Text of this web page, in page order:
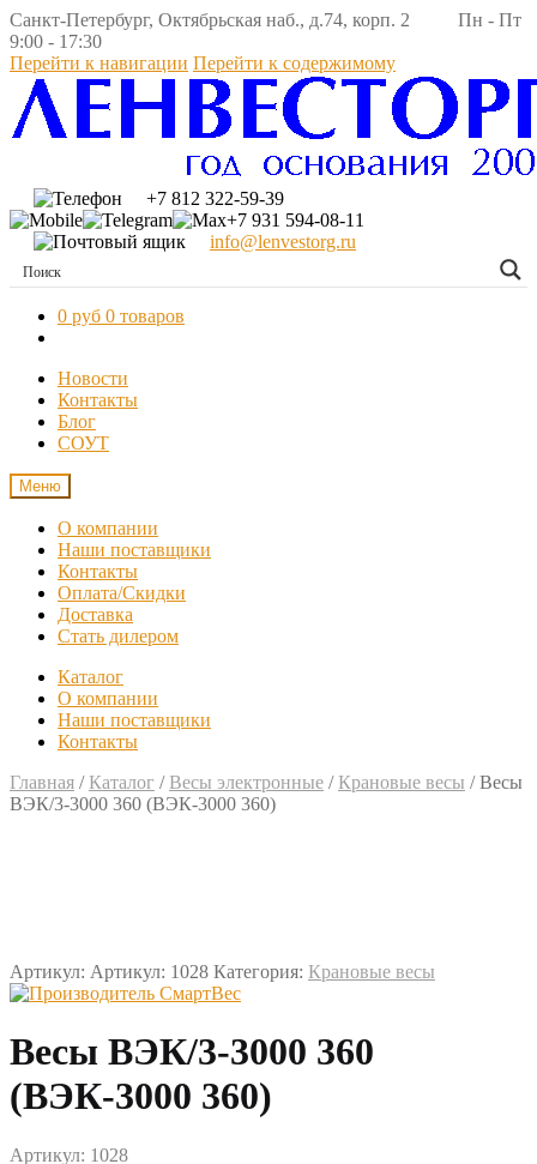
Санкт-Петербург, Октябрьская наб., д.74, корп. 2 Пн - Пт
9:00 - 17:30
Перейти к навигации Перейти к содержимому
+7 812 322-59-39
+7 931 594-08-11
info@lenvestorg.ru
0 руб 0 товаров
Новости
Контакты
Блог
СОУТ
Меню
О компании
Наши поставщики
Контакты
Оплата/Скидки
Доставка
Стать дилером
Каталог
О компании
Наши поставщики
Контакты
Главная / Каталог / Весы электронные / Крановые весы /Весы
ВЭК/3-3000 360 (ВЭК-3000 360)
Артикул: Артикул: 1028 Категория: Крановые весы
Весы ВЭК/3-3000 360
(ВЭК-3000 360)
Артикул: 1028